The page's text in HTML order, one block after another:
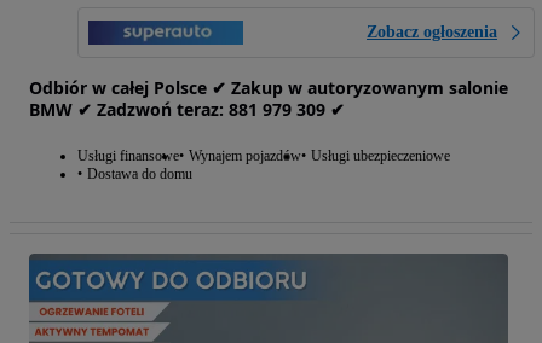
Zobacz ogłoszenia
Odbiór w całej Polsce ✔ Zakup w autoryzowanym salonie
BMW ✔ Zadzwoń teraz: 881‎ 979‎ 309 ✔
Usługi finansowe Wynajem pojazdów Usługi ubezpieczeniowe
Dostawa do domu